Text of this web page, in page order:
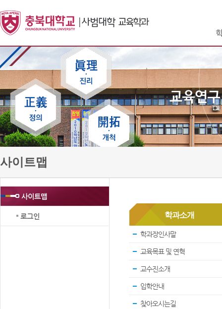
사이트맵
로그인
사이트맵
학과소개
학과장인사말
교육목표 및 연혁
교수진소개
입학안내
찾아오시는길